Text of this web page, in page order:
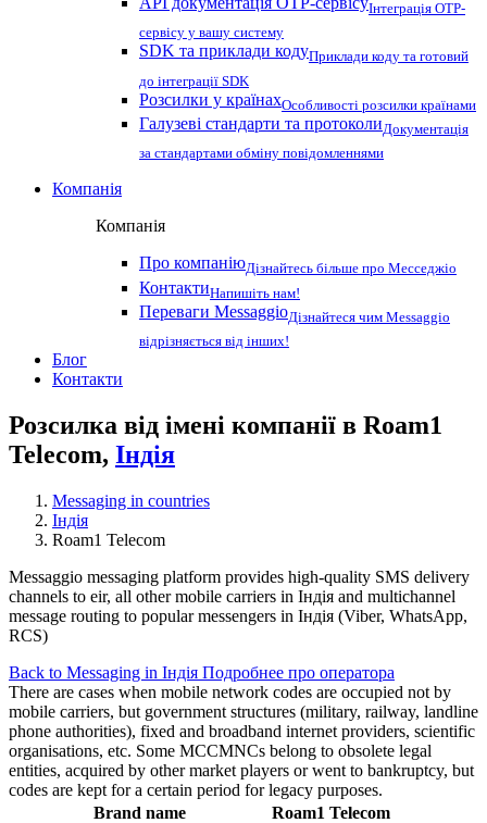
Інтеграція OTP-
сервісу у вашу систему
SDK та приклади кодуПриклади коду та готовий
до інтеграції SDK
Розсилки у країнахОсобливості розсилки країнами
Галузеві стандарти та протоколиДокументація
за стандартами обміну повідомленнями
Компанія
Компанія
Про компаніюДізнайтесь більше про Месседжіо
КонтактиНапишіть нам!
Переваги MessaggioДізнайтеся чим Messaggio
відрізняється від інших!
Блог
Контакти
Розсилка від імені компанії в Roam1
Telecom, Індія
Messaging in countries
Індія
Roam1 Telecom
Messaggio messaging platform provides high-quality SMS delivery
channels to eir, all other mobile carriers in Індія and multichannel
message routing to popular messengers in Індія (Viber, WhatsApp,
RCS)
Back to Messaging in Індія Подробнее про оператора
There are cases when mobile network codes are occupied not by
mobile carriers, but government structures (military, railway, landline
phone authorities), fixed and broadband internet providers, scientific
organisations, etc. Some MCCMNCs belong to obsolete legal
entities, acquired by other market players or went to bankruptcy, but
codes are kept for a certain period for legacy purposes.
Brand name
Roam1 Telecom